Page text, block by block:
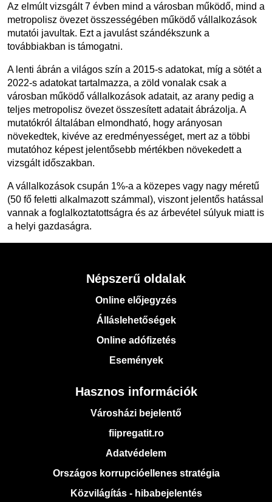
Az elmúlt vizsgált 7 évben mind a városban működő, mind a
metropolisz övezet összességében működő vállalkozások
mutatói javultak. Ezt a javulást szándékszunk a
továbbiakban is támogatni.
A lenti ábrán a világos szín a 2015-s adatokat, míg a sötét a
2022-s adatokat tartalmazza, a zöld vonalak csak a
városban működő vállalkozások adatait, az arany pedig a
teljes metropolisz övezet összesített adatait ábrázolja. A
mutatókról általában elmondható, hogy arányosan
növekedtek, kivéve az eredményességet, mert az a többi
mutatóhoz képest jelentősebb mértékben növekedett a
vizsgált időszakban.
A vállalkozások csupán 1%-a a közepes vagy nagy méretű
(50 fő feletti alkalmazott számmal), viszont jelentős hatással
vannak a foglalkoztatottságra és az árbevétel súlyuk miatt is
a helyi gazdaságra.
Népszerű oldalak
Online előjegyzés
Álláslehetőségek
Online adófizetés
Események
Hasznos információk
Városházi bejelentő
fiipregatit.ro
Adatvédelem
Országos korrupcióellenes stratégia
Közvilágítás - hibabejelentés